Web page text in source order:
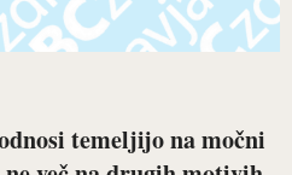
temeljijo na močni